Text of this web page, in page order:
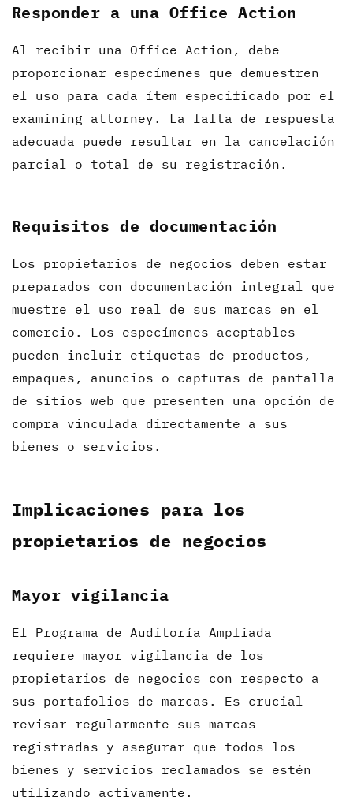
Responder a una Office Action
Al recibir una Office Action, debe
proporcionar especímenes que demuestren
el uso para cada ítem especificado por el
examining attorney. La falta de respuesta
adecuada puede resultar en la cancelación
parcial o total de su registración.
Requisitos de documentación
Los propietarios de negocios deben estar
preparados con documentación integral que
muestre el uso real de sus marcas en el
comercio. Los especímenes aceptables
pueden incluir etiquetas de productos,
empaques, anuncios o capturas de pantalla
de sitios web que presenten una opción de
compra vinculada directamente a sus
bienes o servicios.
Implicaciones para los
propietarios de negocios
Mayor vigilancia
El Programa de Auditoría Ampliada
requiere mayor vigilancia de los
propietarios de negocios con respecto a
sus portafolios de marcas. Es crucial
revisar regularmente sus marcas
registradas y asegurar que todos los
bienes y servicios reclamados se estén
utilizando activamente.